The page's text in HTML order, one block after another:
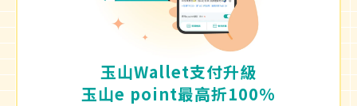
玉山Wallet支付升級
玉山e point最高折100%